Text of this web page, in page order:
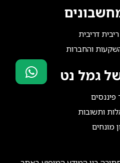
דריבית
והחברות
גמל נט
פיננסים
ותשובות
מונחים